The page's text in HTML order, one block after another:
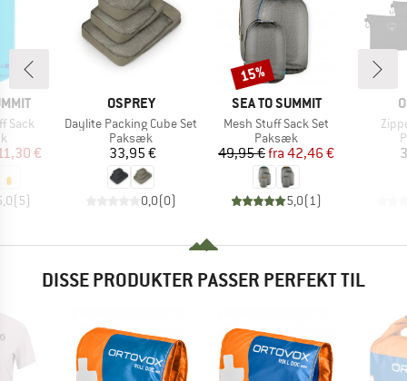
Sack
pris
€
( 5)
MÆRKE
OSPREY
Artikel
Daylite Packing Cube Set
Produktgruppe
Paksæk
Pris
33,95 €
0,0(0)
MÆRKE
SEA TO SUMMIT
Artikel
Mesh Stuff Sack Set
Produktgruppe
Paksæk
Pris
49,95 € Nedsat pris
fra 42,46 €
5,0( 1)
Rabat
15%
DISSE PRODUKTER PASSER PERFEKT TIL